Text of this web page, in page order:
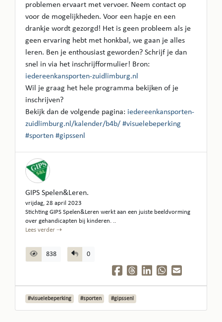
problemen ervaart met vervoer. Neem contact op
voor de mogelijkheden. Voor een hapje en een
drankje wordt gezorgd! Het is geen probleem als je
geen ervaring hebt met honkbal, we gaan je alles
leren. Ben je enthousiast geworden? Schrijf je dan
snel in via het inschrijfformulier! Bron:
iedereenkansporten-zuidlimburg.nl
Wil je graag het hele programma bekijken of je
inschrijven?
Bekijk dan de volgende pagina: iedereenkansporten-
zuidlimburg.nl/kalender/b4b/ #visuelebeperking
#sporten #gipssenl
GIPS Spelen&Leren.
vrijdag, 28 april 2023
Stichting GIPS Spelen&Leren werkt aan een juiste beeldvorming
over gehandicapten bij kinderen. ..
Lees verder ⇢
838 0
#visuelebeperking #sporten #gipssenl